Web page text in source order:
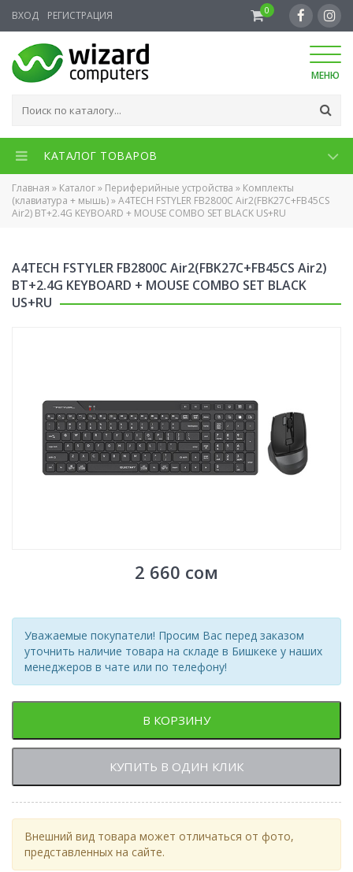
ВХОД РЕГИСТРАЦИЯ 0
МЕНЮ
КАТАЛОГ ТОВАРОВ
Главная » Каталог» Периферийные устройства » Комплекты
(клавиатура + мышь)»A4TECH FSTYLER FB2800C Air2(FBK27C+FB45CS
Air2) BT+2.4G KEYBOARD + MOUSE COMBO SET BLACK US+RU
A4TECH FSTYLER FB2800C Air2(FBK27C+FB45CS Air2)
BT+2.4G KEYBOARD + MOUSE COMBO SET BLACK
US+RU
2 660 сом
Уважаемые покупатели! Просим Вас перед заказом
уточнить наличие товара на складе в Бишкеке у наших
менеджеров в чате или по телефону!
В КОРЗИНУ
КУПИТЬ В ОДИН КЛИК
Внешний вид товара может отличаться от фото,
представленных на сайте.